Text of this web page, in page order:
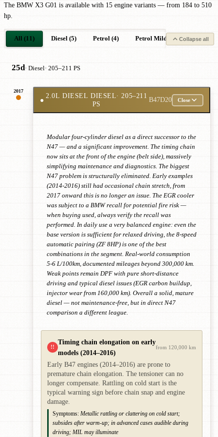
The BMW X3 G01 is available with 15 engine variants — from 184 to 510
hp.
All (11) Diesel (5) Petrol (4) Petrol Mild-Hybrid (1)
Collapse all
25d· Diesel· 205–211 PS
2017
●
2.0L DIESEL DIESEL· 205–211
PS
B47D20 Close
Modular four-cylinder diesel as a direct successor to the
N47 — and a significant improvement. The timing chain
now sits at the front of the engine (belt side), massively
simplifying maintenance and diagnostics. The biggest
N47 problem is structurally eliminated. Early examples
(2014-2016) still had occasional chain stretch, from
2017 onward this is no longer an issue. The EGR cooler
was subject to a BMW recall for potential fire risk —
when buying used, always verify the recall was
performed. In daily use a very balanced engine: even the
base version is sufficient for relaxed driving, the 8-speed
automatic pairing (ZF 8HP) is one of the best
combinations in the segment. Real-world consumption
5-6 L/100km, documented mileages beyond 300,000 km.
Weak points remain DPF with pure short-distance
driving and typical diesel issues (EGR carbon buildup,
injector wear from 160,000 km). Overall a solid, mature
diesel — not maintenance-free, but in direct N47
comparison a different league.
!!
Timing chain elongation on early
models (2014–2016)
from 120,000 km
Early B47 engines (2014–2016) are prone to
premature chain elongation. The tensioner can no
longer compensate. Rattling on cold start is the
typical warning sign before chain snap and engine
damage.
Symptoms: Metallic rattling or clattering on cold start;
subsides after warm-up; in advanced cases audible during
driving; MIL may illuminate